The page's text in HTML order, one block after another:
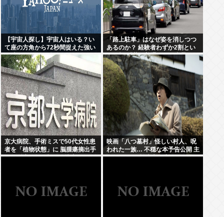
【宇宙人探し】宇宙人はいる？い
て座の方角から72秒間捉えた強い
電波、50年間正体分からぬ
「Wow！信号」…「合理的に考え
ると、宇宙人からの信号の可能
性」
「路上駐車」はなぜ姿を消しつつ
あるのか？ 経験者わずか2割とい
う衝撃!「昔は普通だった光景」が
変わり始めた理由とは
京大病院、手術ミスで50代女性患
者を「植物状態」に 脳腫瘍摘出手
術で腫瘍の無い部位を摘出してし
映画「八つ墓村」怪しい村人、呪
われた一族… 不穏な本予告公開 主
題歌はB’zの松本孝弘率いるTMG